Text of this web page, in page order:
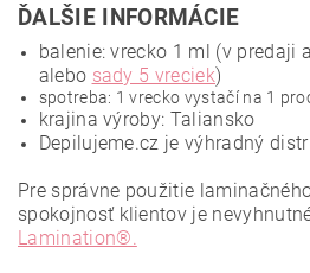
ĎALŠIE INFORMÁCIE
balenie: vrecko 1 ml (v predaji
alebo sady 5 vreciek)
spotreba: 1 vrecko vystačí na 1
krajina výroby: Taliansko
Depilujeme.cz je výhradný
Pre správne použitie
spokojnosť klientov je
Lamination®.